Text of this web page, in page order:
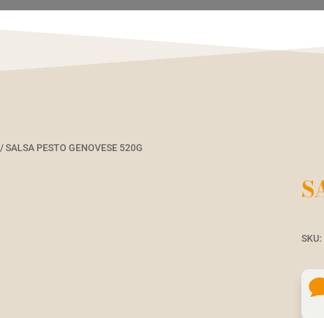
/ SALSA PESTO GENOVESE 520G
SKU: